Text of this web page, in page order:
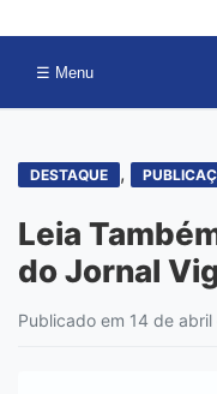
☰ Menu
DESTAQUE ,
Leia
do Jornal
Publicado em 14 de